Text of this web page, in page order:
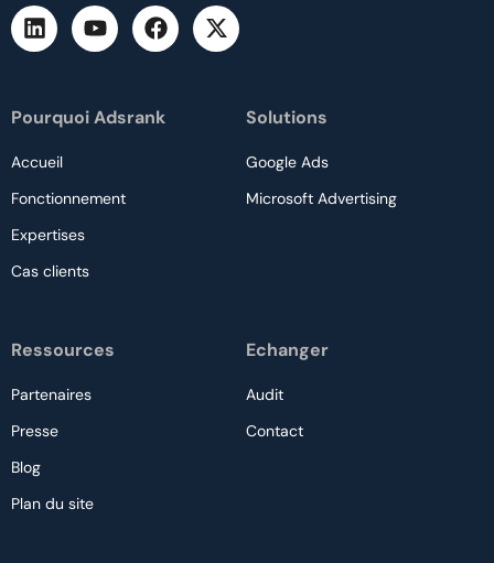
Pourquoi Adsrank
Accueil
Fonctionnement
Expertises
Cas clients
Solutions
Google Ads
Microsoft Advertising
Ressources
Partenaires
Presse
Blog
Plan du site
Echanger
Audit
Contact